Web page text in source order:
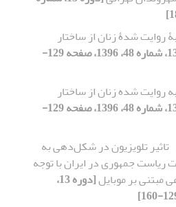
روایت شدۀ زنان از ساختار
[دوره 13، شماره 48، 1396، صفحه 129-
روایت شده زنان از ساختار
[دوره 13، شماره 48، 1396، صفحه 129-
تاثیر تلویزیون در شکل‌دهی به
ریاست جمهوری در ایران با توجه
مبتنی بر موبایل
[دوره 13،